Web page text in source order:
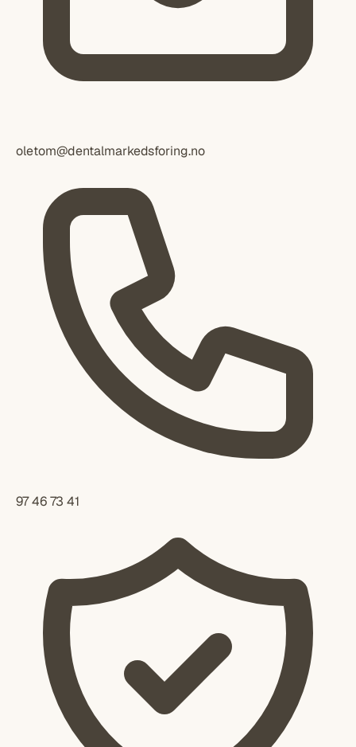
oletom@dentalmarkedsforing.no
97 46 73 41